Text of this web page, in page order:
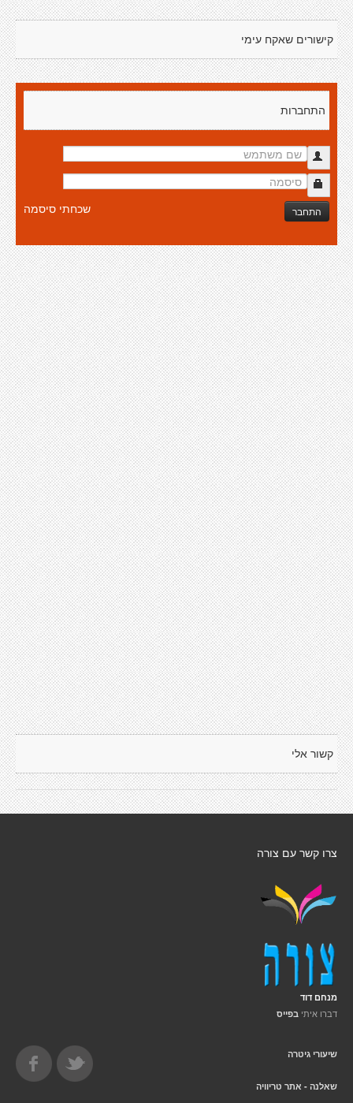
קישורים שאקח עימי
התחברות
התחבר שכחתי סיסמה
קשור אלי
צרו קשר עם צורה
מנחם דוד
דברו איתי בפייס
שיעורי גיטרה
שאלנה - אתר טריוויה